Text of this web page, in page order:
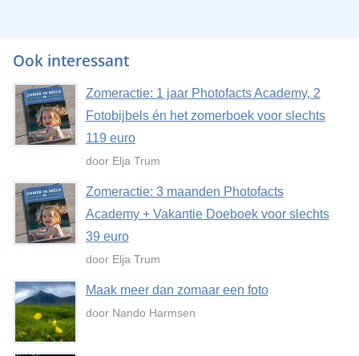
Ook interessant
Zomeractie: 1 jaar Photofacts Academy, 2
Fotobijbels én het zomerboek voor slechts
119 euro
door Elja Trum
Zomeractie: 3 maanden Photofacts
Academy + Vakantie Doeboek voor slechts
39 euro
door Elja Trum
Maak meer dan zomaar een foto
door Nando Harmsen